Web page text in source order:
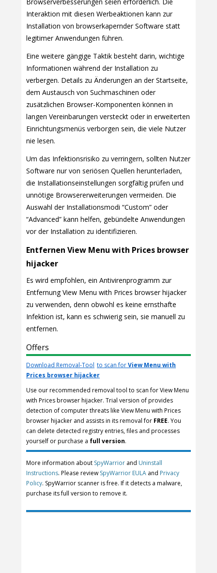
Browserverbesserungen seien erforderlich. Die
Interaktion mit diesen Werbeaktionen kann zur
Installation von browserkapernder Software statt
legitimer Anwendungen führen.
Eine weitere gängige Taktik besteht darin, wichtige
Informationen während der Installation zu
verbergen. Details zu Änderungen an der Startseite,
dem Austausch von Suchmaschinen oder
zusätzlichen Browser-Komponenten können in
langen Vereinbarungen versteckt oder in erweiterten
Einrichtungsmenüs verborgen sein, die viele Nutzer
nie lesen.
Um das Infektionsrisiko zu verringern, sollten Nutzer
Software nur von seriösen Quellen herunterladen,
die Installationseinstellungen sorgfältig prüfen und
unnötige Browsererweiterungen vermeiden. Die
Auswahl der Installationsmodi “Custom” oder
“Advanced” kann helfen, gebündelte Anwendungen
vor der Installation zu identifizieren.
Entfernen View Menu with Prices browser
hijacker
Es wird empfohlen, ein Antivirenprogramm zur
Entfernung View Menu with Prices browser hijacker
zu verwenden, denn obwohl es keine ernsthafte
Infektion ist, kann es schwierig sein, sie manuell zu
entfernen.
Offers
Download Removal-Tool to scan forView Menu with
Prices browser hijacker
Use our recommended removal tool to scan for View Menu
with Prices browser hijacker. Trial version of provides
detection of computer threats like View Menu with Prices
browser hijacker and assists in its removal for FREE. You
can delete detected registry entries, files and processes
yourself or purchase a full version.
More information about SpyWarrior and Uninstall
Instructions. Please review SpyWarrior EULA and Privacy
Policy. SpyWarrior scanner is free. If it detects a malware,
purchase its full version to remove it.